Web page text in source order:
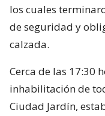
los cuales
de seguridad y
calzada.
Cerca de las 17:30
inhabilitación de
Ciudad Jardín,